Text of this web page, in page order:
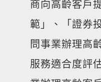
商向高齡客戶
範」、「證券
問事業辦理高
服務適合度評